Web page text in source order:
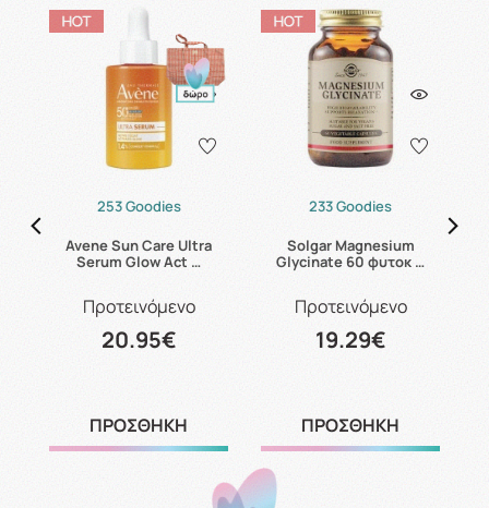
253 Goodies
Avene Sun Care Ultra
Serum Glow Act …
Προτεινόμενο
20.95€
ΠΡΟΣΘΗΚΗ
233 Goodies
Solgar Magnesium
Glycinate 60 φυτοκ …
Προτεινόμενο
19.29€
ΠΡΟΣΘΗΚΗ